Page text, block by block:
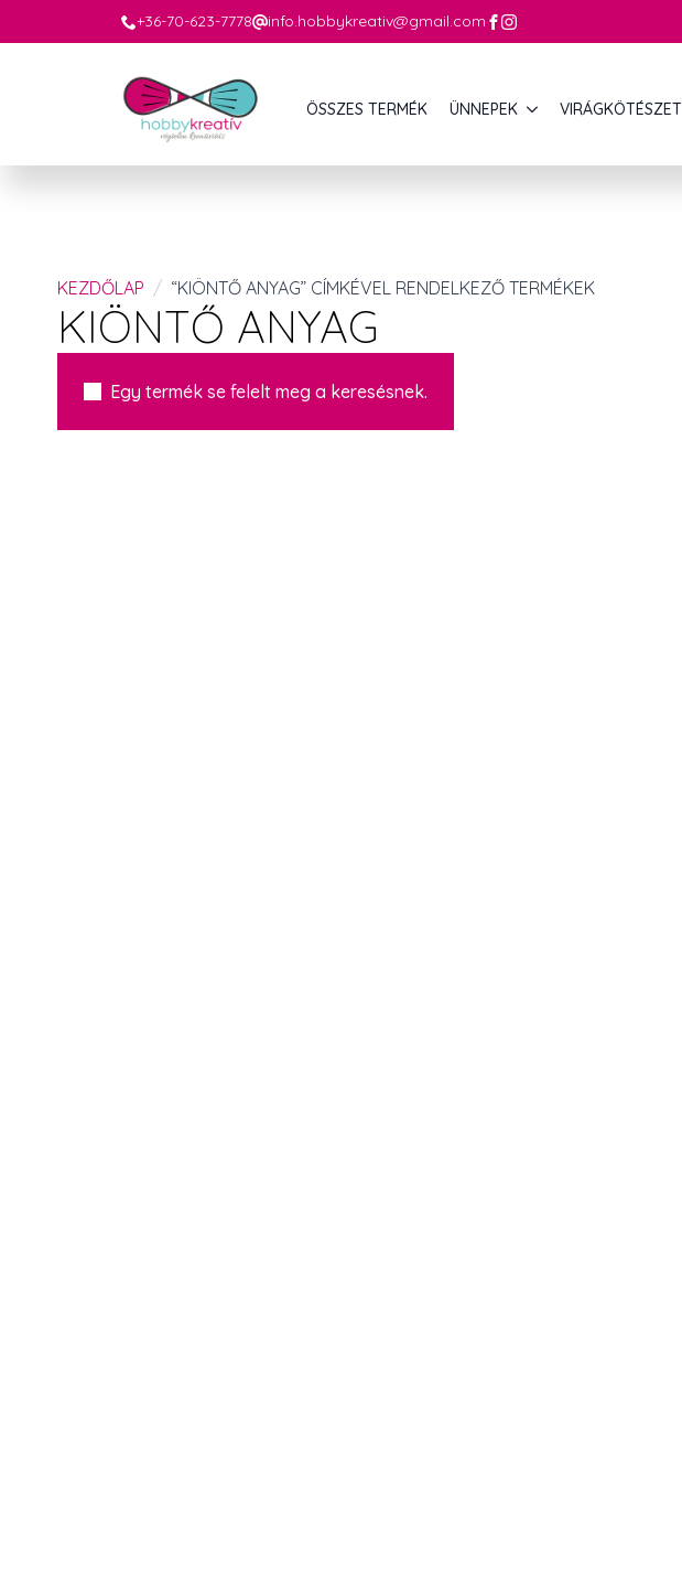
+36-70-623-7778 info.hobbykreativ@gmail.com
ÖSSZES TERMÉK ÜNNEPEK VIRÁGKÖTÉSZET
KEZDŐLAP “KIÖNTŐ ANYAG” CÍMKÉVEL RENDELKEZŐ TERMÉKEK
KIÖNTŐ ANYAG
Egy termék se felelt meg a keresésnek.